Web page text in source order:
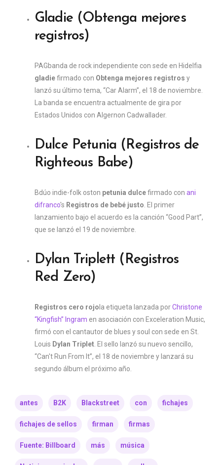
Gladie (Obtenga mejores
registros)
PAGbanda de rock independiente con sede en Hidelfia
gladiefirmado con Obtenga mejores registros y
lanzó su último tema, “Car Alarm”, el 18 de noviembre.
La banda se encuentra actualmente de gira por
Estados Unidos con Algernon Cadwallader.
Dulce Petunia (Registros de
Righteous Babe)
Bdúo indie-folk oston petunia dulcefirmado con ani
difranco's Registros de bebé justo . El primer
lanzamiento bajo el acuerdo es la canción “Good Part”,
que se lanzó el 19 de noviembre.
Dylan Triplett (Registros
Red Zero)
Registros cero rojo la etiqueta lanzada porChristone
“Kingfish” Ingram en asociación con Exceleration Music,
firmó con el cantautor de blues y soul con sede en St.
Louis Dylan Triplet . El sello lanzó su nuevo sencillo,
“Can't Run From It”, el 18 de noviembre y lanzará su
segundo álbum el próximo año.
antes B2K Blackstreet con fichajes
fichajes de sellos firman firmas
Fuente: Billboard más música